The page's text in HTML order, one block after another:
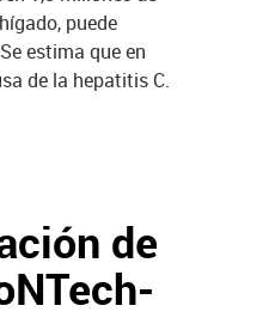
puede
estima que en
de la hepatitis C.
de